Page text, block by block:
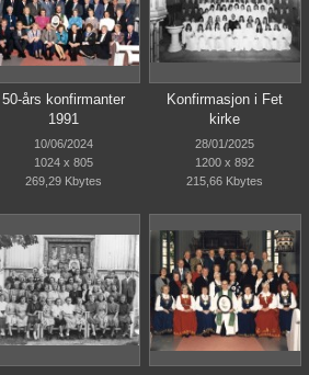
50-års konfirmanter
1991
10/06/2024
1024 x 805
269,29 Kbytes
Konfirmasjon i Fet
kirke
28/01/2025
1200 x 892
215,66 Kbytes